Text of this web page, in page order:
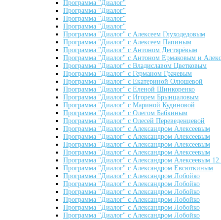
Программа "Диалог"
Программа "Диалог"
Программа "Диалог"
Программа "Диалог"
Программа "Диалог" c Алексеем Глуходедовым
Программа "Диалог" c Алексеем Папиным
Программа "Диалог" c Антоном Дегтярёвым
Программа "Диалог" c Антоном Ермаковым и
Программа "Диалог" c Владиславом Цветковым
Программа "Диалог" c Германом Грачевым
Программа "Диалог" c Екатериной Олюшевой
Программа "Диалог" c Еленой Шинкоренко
Программа "Диалог" c Игорем Брынцаловым
Программа "Диалог" c Мариной Кудиновой
Программа "Диалог" c Олегом Бабкиным
Программа "Диалог" c Олесей Переведенцевой
Программа "Диалог" с Александром Алексеевым
Программа "Диалог" с Александром Алексеевым
Программа "Диалог" с Александром Алексеевым
Программа "Диалог" с Александром Алексеевым
Программа "Диалог" с Александром Алексеевым
Программа "Диалог" с Александром Евсюткиным
Программа "Диалог" с Александром Лобойко
Программа "Диалог" с Александром Лобойко
Программа "Диалог" с Александром Лобойко
Программа "Диалог" с Александром Лобойко
Программа "Диалог" с Александром Лобойко
Программа "Диалог" с Александром Лобойко